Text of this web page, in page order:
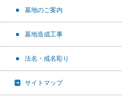
墓地のご案内
墓地造成工事
法名・戒名彫り
サイトマップ